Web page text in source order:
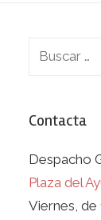
Contacta
Despacho
Plaza del
Viernes, de